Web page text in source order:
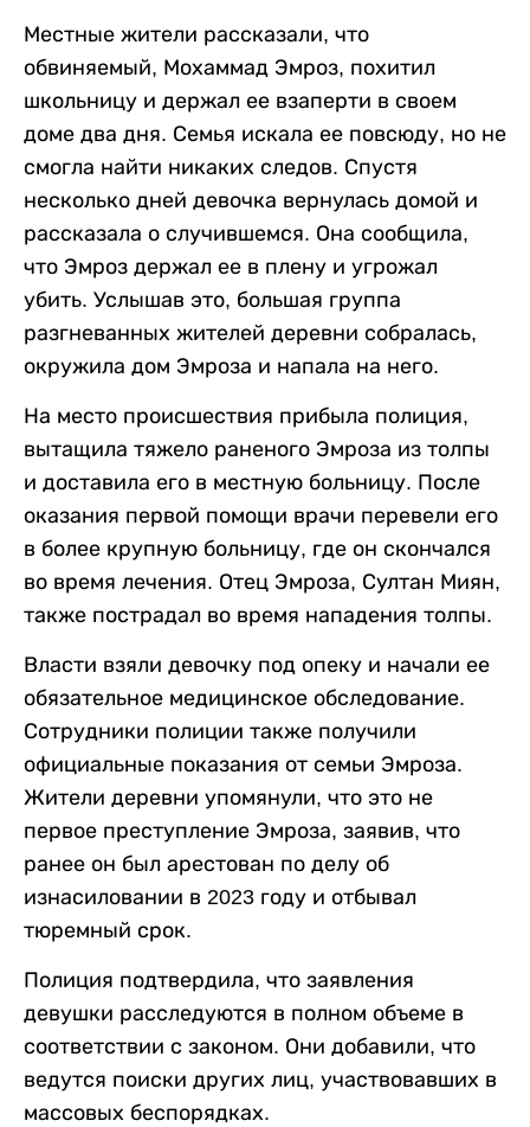
Местные жители рассказали, что
обвиняемый, Мохаммад Эмроз, похитил
школьницу и держал ее взаперти в своем
доме два дня. Семья искала ее повсюду, но не
смогла найти никаких следов. Спустя
несколько дней девочка вернулась домой и
рассказала о случившемся. Она сообщила,
что Эмроз держал ее в плену и угрожал
убить. Услышав это, большая группа
разгневанных жителей деревни собралась,
окружила дом Эмроза и напала на него.
На место происшествия прибыла полиция,
вытащила тяжело раненого Эмроза из толпы
и доставила его в местную больницу. После
оказания первой помощи врачи перевели его
в более крупную больницу, где он скончался
во время лечения. Отец Эмроза, Султан Миян,
также пострадал во время нападения толпы.
Власти взяли девочку под опеку и начали ее
обязательное медицинское обследование.
Сотрудники полиции также получили
официальные показания от семьи Эмроза.
Жители деревни упомянули, что это не
первое преступление Эмроза, заявив, что
ранее он был арестован по делу об
изнасиловании в 2023 году и отбывал
тюремный срок.
Полиция подтвердила, что заявления
девушки расследуются в полном объеме в
соответствии с законом. Они добавили, что
ведутся поиски других лиц, участвовавших в
массовых беспорядках.